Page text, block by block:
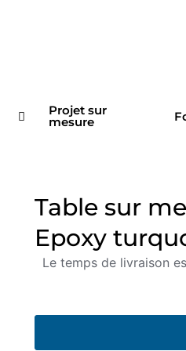
Projet sur
mesure
Table sur
Epoxy
Le temps de livraison